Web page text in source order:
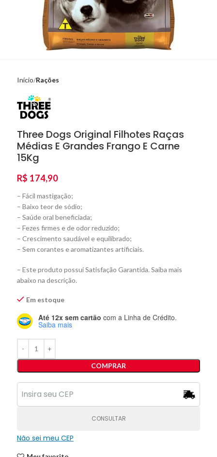
Início Rações
Three Dogs Original Filhotes Raças
Médias E Grandes Frango E Carne
15Kg
R$ 174,90
– Fácil mastigação;
– Baixo teor de sódio;
– Saúde oral beneficiada;
– Fezes firmes e de odor reduzido;
– Crescimento saudável e equilibrado;
– Sem corantes e aromatizantes artificiais.
– Este produto possui Satisfação Garantida. Saiba mais
abaixo na descrição.
Em estoque
Até 12x sem cartão com a Linha de Crédito.
Saiba mais
COMPRAR
CONSULTAR
Não sei meu CEP